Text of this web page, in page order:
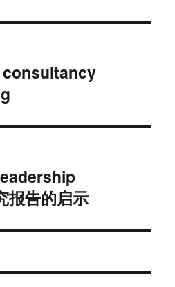
告的启示